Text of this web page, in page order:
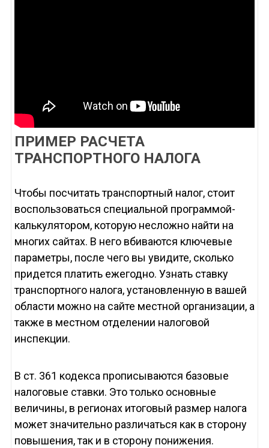
ПРИМЕР РАСЧЕТА
ТРАНСПОРТНОГО НАЛОГА
Чтобы посчитать транспортный налог, стоит
воспользоваться специальной программой-
калькулятором, которую несложно найти на
многих сайтах. В него вбиваются ключевые
параметры, после чего вы увидите, сколько
придется платить ежегодно. Узнать ставку
транспортного налога, установленную в вашей
области можно на сайте местной организации, а
также в местном отделении налоговой
инспекции.
В ст. 361 кодекса прописываются базовые
налоговые ставки. Это только основные
величины, в регионах итоговый размер налога
может значительно различаться как в сторону
повышения, так и в сторону понижения.